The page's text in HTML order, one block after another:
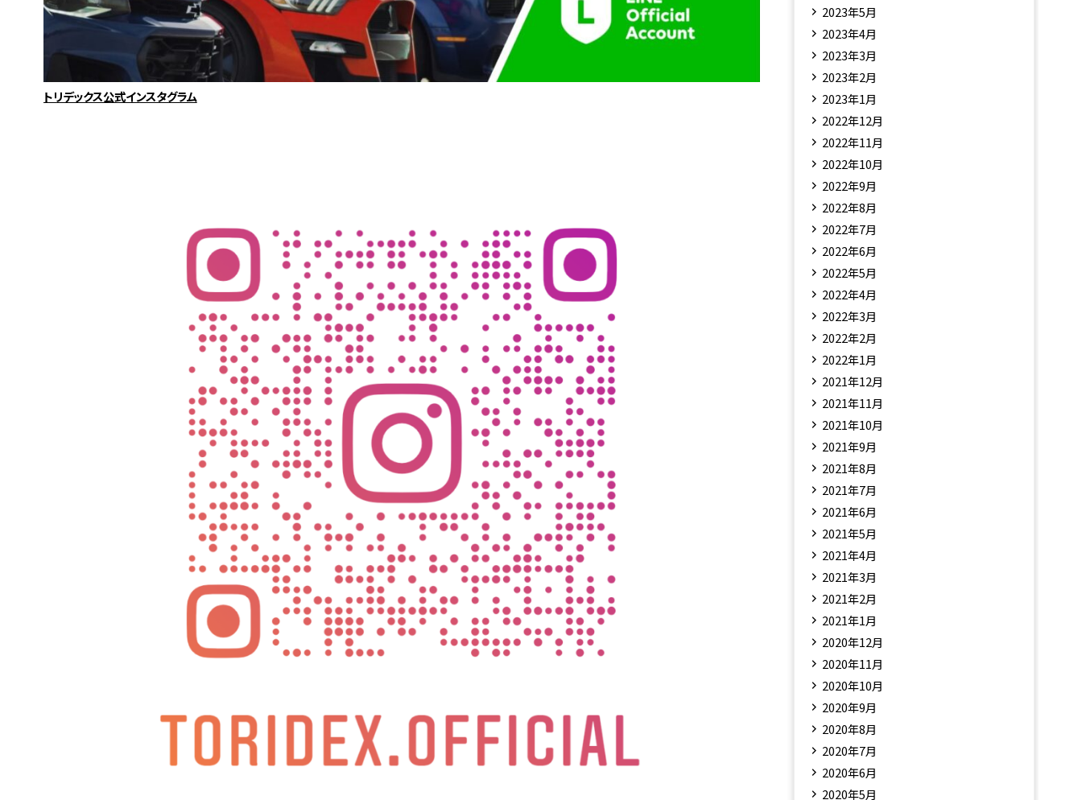
トリデックス公式インスタグラム
2023年5月
2023年4月
2023年3月
2023年2月
2023年1月
2022年12月
2022年11月
2022年10月
2022年9月
2022年8月
2022年7月
2022年6月
2022年5月
2022年4月
2022年3月
2022年2月
2022年1月
2021年12月
2021年11月
2021年10月
2021年9月
2021年8月
2021年7月
2021年6月
2021年5月
2021年4月
2021年3月
2021年2月
2021年1月
2020年12月
2020年11月
2020年10月
2020年9月
2020年8月
2020年7月
2020年6月
2020年5月